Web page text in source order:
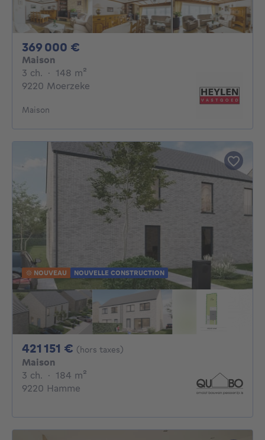
369 000 €
Maison
3 ch. 3 chambres
· 148 m²
9220 Moerzeke
Maison
NOUVEAU NOUVELLE CONSTRUCTION
421 151 € 421151€
(hors taxes)
Maison
3 ch. 3 chambres
· 184 m²
9220 Hamme